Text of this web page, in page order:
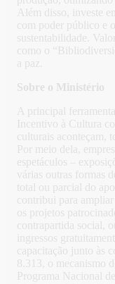
Além disso, investe
com poder público e
sustentabilidade.
como o
a paz.
Sobre o Ministério
A principal
Incentivo à Cultura
culturais aconteçam,
Por meio dela,
espetáculos –
várias outras formas
total ou parcial do
contribui para
os projetos
contrapartida social,
ingressos
capacitação junto às
8.313, o mecanismo
Programa Nacional